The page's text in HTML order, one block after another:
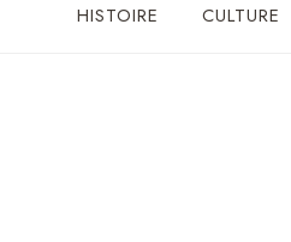
HISTOIRE CULTURE